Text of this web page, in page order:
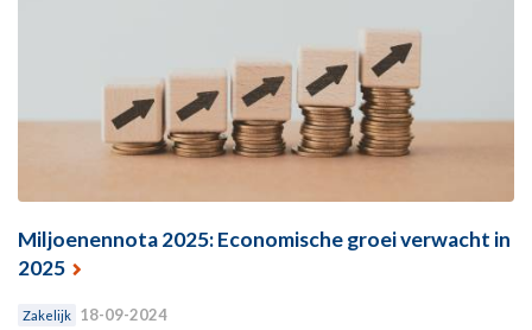
Miljoenennota 2025: Economische groei verwacht in
2025
Zakelijk 18-09-2024